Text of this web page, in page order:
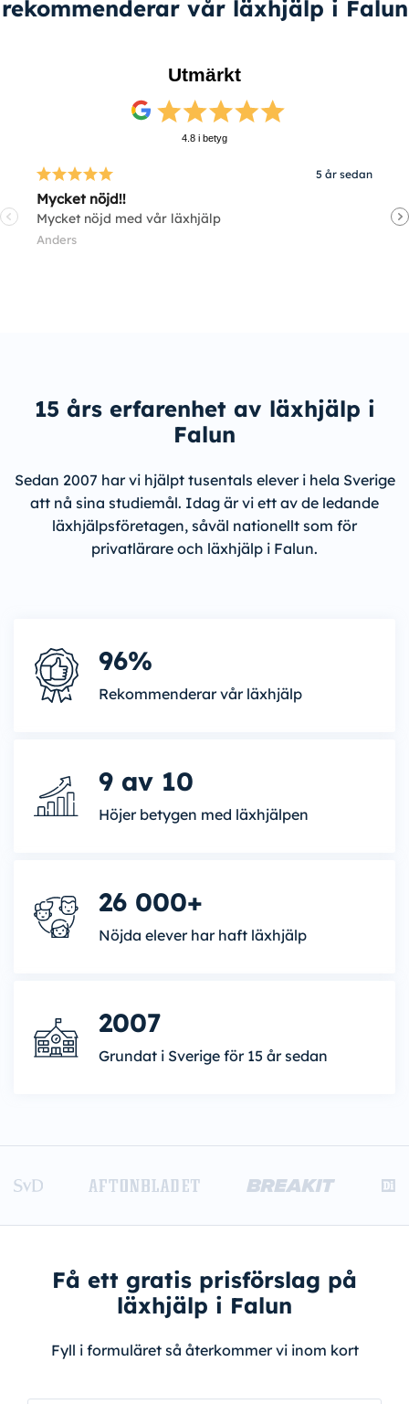
rekommenderar vår läxhjälp i Falun
Utmärkt
4.8 i betyg
5 år sedan
Mycket nöjd!!
Mycket nöjd med vår läxhjälp
Anders
15 års erfarenhet av läxhjälp i
Falun
Sedan 2007 har vi hjälpt tusentals elever i hela Sverige
att nå sina studiemål. Idag är vi ett av de ledande
läxhjälpsföretagen, såväl nationellt som för
privatlärare och läxhjälp i Falun.
96%
Rekommenderar vår läxhjälp
9 av 10
Höjer betygen med läxhjälpen
26 000+
Nöjda elever har haft läxhjälp
2007
Grundat i Sverige för 15 år sedan
Få ett gratis prisförslag på
läxhjälp i Falun
Fyll i formuläret så återkommer vi inom kort